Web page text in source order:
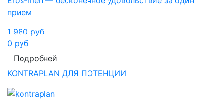
прием
1 980 руб
0 руб
Подробней
KONTRAPLAN ДЛЯ ПОТЕНЦИИ